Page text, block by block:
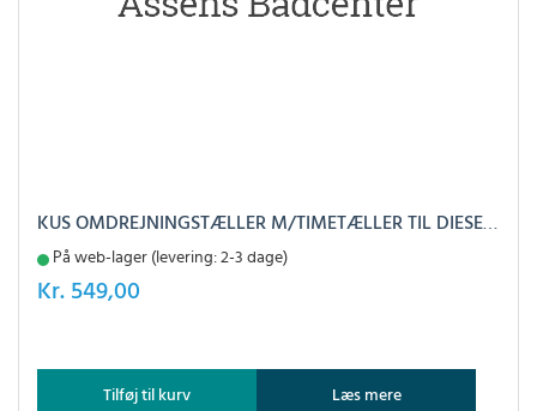
KUS OMDREJNINGSTÆLLER M/TIMETÆLLER TIL DIESEL HVID, 0-3000
På web-lager (levering: 2-3 dage)
Kr. 549,00
Tilføj til kurv Læs mere